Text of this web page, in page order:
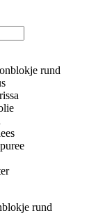
rund
rund